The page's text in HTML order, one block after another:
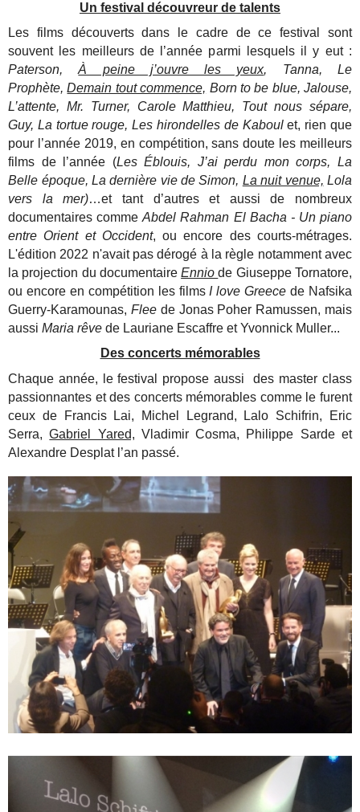
Un festival découvreur de talents
Les films découverts dans le cadre de ce festival sont
souvent les meilleurs de l’année parmi lesquels il y eut :
Paterson,À peine j’ouvre les yeux, Tanna, Le
Prophète,Demain tout commence, Born to be blue, Jalouse,
L’attente, Mr. Turner, Carole Matthieu, Tout nous sépare,
Guy, La tortue rouge, Les hirondelles de Kaboulet, rien que
pour l’année 2019, en compétition, sans doute les meilleurs
films de l’année (Les Éblouis, J’ai perdu mon corps, La
Belle époque, La dernière vie de Simon, La nuit venue, Lola
vers la mer)…et tant d’autres et aussi de nombreux
documentaires commeAbdel Rahman El Bacha - Un piano
entre Orient et Occident, ou encore des courts-métrages.
L'édition 2022 n'avait pas dérogé à la règle notamment avec
la projection du documentaire Enniode Giuseppe Tornatore,
ou encore en compétition les films I love Greece de Nafsika
Guerry-Karamounas, Fleede Jonas Poher Ramussen, mais
aussiMaria rêve de Lauriane Escaffre et Yvonnick Muller...
Des concerts mémorables
Chaque année, le festival propose aussi des master class
passionnantes et des concerts mémorables comme le furent
ceux de Francis Lai, Michel Legrand, Lalo Schifrin, Eric
Serra,Gabriel Yared, Vladimir Cosma, Philippe Sarde et
Alexandre Desplat l’an passé.